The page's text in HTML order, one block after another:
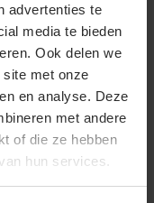
advertenties te
media te bieden
Ook delen we
met onze
en analyse. Deze
met andere
of die ze hebben
hun services.